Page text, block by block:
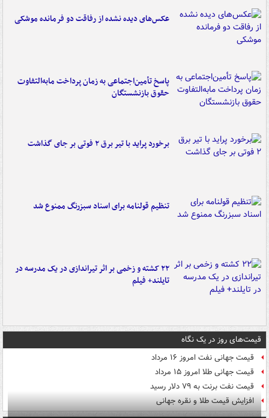
عکس‌های دیده نشده از رفاقت دو فرمانده‌ موشکی
پاسخ تأمین‌اجتماعی به زمان پرداخت مابه‌التفاوت
حقوق بازنشستگان
برخورد پراید با تیر برق ۲ فوتی بر جای گذاشت
تنظیم قولنامه برای اسناد سبزرنگ ممنوع شد
۲۲ کشته و زخمی بر اثر تیراندازی در یک مدرسه در
تایلند+ فیلم
قیمت‌های روز در یک نگاه
قیمت جهانی نفت امروز ۱۶ مرداد
قیمت جهانی طلا امروز ۱۵ مرداد
قیمت نفت برنت به ۷۹ دلار رسید
افزایش قیمت طلا و نقره جهانی